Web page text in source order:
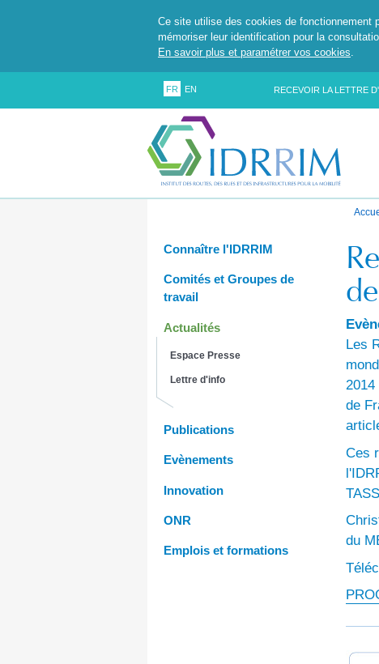
Ce site utilise des cookies de fonctionnement
mémoriser leur identification pour la
En savoir plus et paramétrer vos cookies
FR EN RECEVOIR LA LETTRE
Connaître l'IDRRIM
Comités et Groupes de
travail
Actualités
Espace Presse
Lettre d'info
Publications
Evènements
Innovation
ONR
Emplois et formations
Les
de
Ces
du